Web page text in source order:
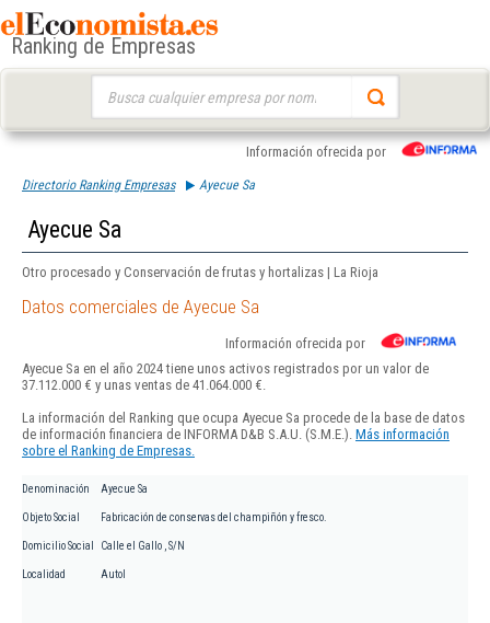
Ranking de Empresas
Información ofrecida por
Directorio Ranking Empresas Ayecue Sa
Ayecue Sa
Otro procesado y Conservación de frutas y hortalizas | La Rioja
Datos comerciales de Ayecue Sa
Información ofrecida por
Ayecue Sa en el año 2024 tiene unos activos registrados por un valor de
37.112.000 € y unas ventas de 41.064.000 €.
La información del Ranking que ocupa Ayecue Sa procede de la base de datos
de información financiera de INFORMA D&B S.A.U. (S.M.E.). Más información
sobre el Ranking de Empresas.
Denominación Ayecue Sa
Objeto Social Fabricación de conservas del champiñón y fresco.
Domicilio Social Calle el Gallo , S/N
Localidad Autol